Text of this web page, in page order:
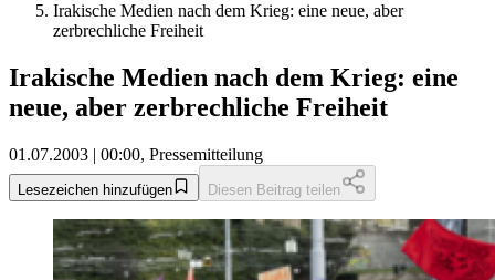
Irakische Medien nach dem Krieg: eine neue, aber
zerbrechliche Freiheit
Irakische Medien nach dem Krieg: eine
neue, aber zerbrechliche Freiheit
01.07.2003 | 00:00, Pressemitteilung
Lesezeichen hinzufügen Diesen Beitrag teilen